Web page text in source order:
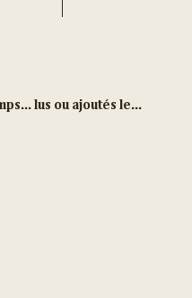
lus ou ajoutés le...